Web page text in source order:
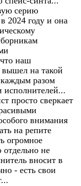
серию
2024 году и она
наш
вышел на такой
разом
исполнителей...
просто сверкает
внимания
на репите
огромное
отдельно не
вносит в
- есть свои